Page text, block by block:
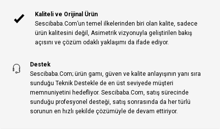
Kaliteli ve Orijinal Ürün
Sescibaba.Com’un temel ilkelerinden biri olan kalite, sadece
ürün kalitesini değil, Asimetrik vizyonuyla geliştirilen bakış
açısını ve çözüm odaklı yaklaşımı da ifade ediyor.
Destek
Sescibaba.Com; ürün gamı, güven ve kalite anlayışının yanı sıra
sunduğu Teknik Destekle de en üst seviyede müşteri
memnuniyetini hedefliyor. Sescibaba.Com, satış sürecinde
sunduğu profesyonel desteği, satış sonrasında da her türlü
sorunun en hızlı şekilde çözümüyle de devam ettiriyor.